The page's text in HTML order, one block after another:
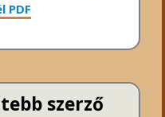
PDF
szerző